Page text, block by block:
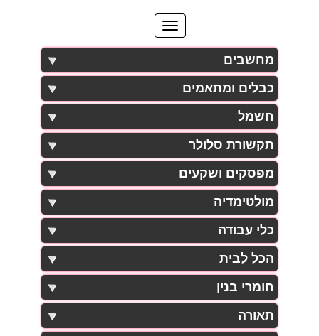
מחשבים
כבלים ומתאמים
חשמל
תקשורת סלולר
מפסקים ושקעים
מולטימדיה
כלי עבודה
הכל לבית
חומרי בנין
תאורה